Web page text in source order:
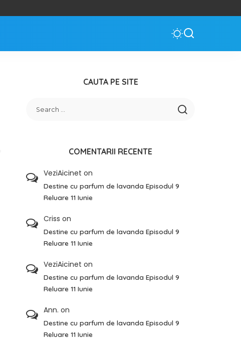
CAUTA PE SITE
COMENTARII RECENTE
VeziAicinet on
Destine cu parfum de lavanda Episodul 9
Reluare 11 Iunie
Criss on
Destine cu parfum de lavanda Episodul 9
Reluare 11 Iunie
VeziAicinet on
Destine cu parfum de lavanda Episodul 9
Reluare 11 Iunie
Ann. on
Destine cu parfum de lavanda Episodul 9
Reluare 11 Iunie